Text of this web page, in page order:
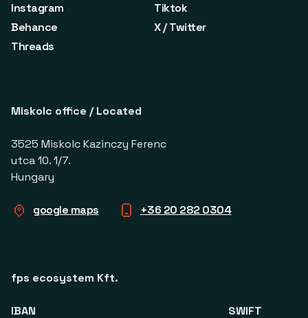
Instagram
Tiktok
Behance
X / Twitter
Threads
Miskolc office / Located
3525 Miskolc Kazinczy Ferenc
utca 10. 1/7.
Hungary
google maps +36 20 282 0304
fps ecosystem Kft.
IBAN SWIFT